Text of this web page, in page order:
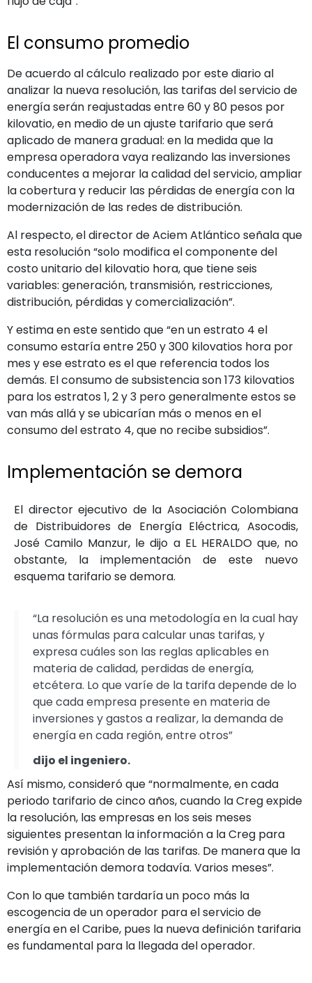
El consumo promedio
De acuerdo al cálculo realizado por este diario al
analizar la nueva resolución, las tarifas del servicio de
energía serán reajustadas entre 60 y 80 pesos por
kilovatio, en medio de un ajuste tarifario que será
aplicado de manera gradual: en la medida que la
empresa operadora vaya realizando las inversiones
conducentes a mejorar la calidad del servicio, ampliar
la cobertura y reducir las pérdidas de energía con la
modernización de las redes de distribución.
Al respecto, el director de Aciem Atlántico señala que
esta resolución “solo modifica el componente del
costo unitario del kilovatio hora, que tiene seis
variables: generación, transmisión, restricciones,
distribución, pérdidas y comercialización”.
Y estima en este sentido que “en un estrato 4 el
consumo estaría entre 250 y 300 kilovatios hora por
mes y ese estrato es el que referencia todos los
demás. El consumo de subsistencia son 173 kilovatios
para los estratos 1, 2 y 3 pero generalmente estos se
van más allá y se ubicarían más o menos en el
consumo del estrato 4, que no recibe subsidios”.
Implementación se demora
El director ejecutivo de la Asociación Colombiana
de Distribuidores de Energía Eléctrica, Asocodis,
José Camilo Manzur, le dijo a EL HERALDO que, no
obstante, la implementación de este nuevo
esquema tarifario se demora.
“La resolución es una metodología en la cual hay
unas fórmulas para calcular unas tarifas, y
expresa cuáles son las reglas aplicables en
materia de calidad, perdidas de energía,
etcétera. Lo que varíe de la tarifa depende de lo
que cada empresa presente en materia de
inversiones y gastos a realizar, la demanda de
energía en cada región, entre otros”
dijo el ingeniero.
Así mismo, consideró que “normalmente, en cada
periodo tarifario de cinco años, cuando la Creg expide
la resolución, las empresas en los seis meses
siguientes presentan la información a la Creg para
revisión y aprobación de las tarifas. De manera que la
implementación demora todavía. Varios meses”.
Con lo que también tardaría un poco más la
escogencia de un operador para el servicio de
energía en el Caribe, pues la nueva definición tarifaria
es fundamental para la llegada del operador.